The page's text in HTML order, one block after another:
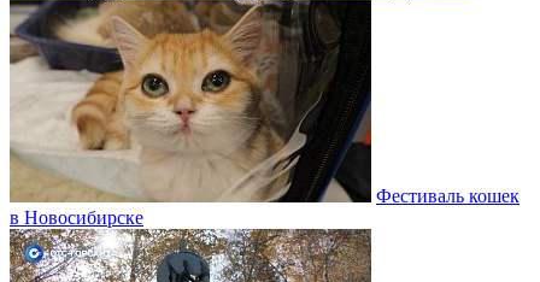
Фестиваль кошек
в Новосибирске